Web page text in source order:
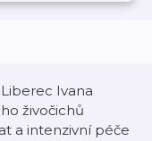
Ivana
živočichů
a intenzivní péče